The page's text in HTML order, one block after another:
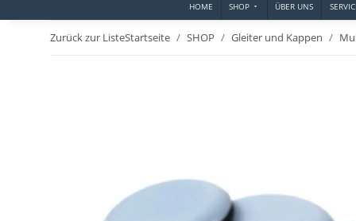
HOME SHOP ÜBER UNS
Zurück zur ListeStartseite SHOP Gleiter und Kappen